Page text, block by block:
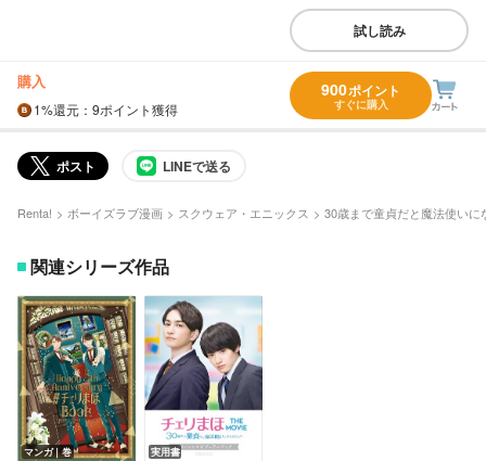
試し読み
購入
1%還元 ：9ポイント獲得
900ポイント
すぐに購入
ポスト LINEで送る
Renta! ボーイズラブ漫画 スクウェア・エニックス 30歳まで童貞だと魔法使いに
関連シリーズ作品
マンガ｜巻 実用書